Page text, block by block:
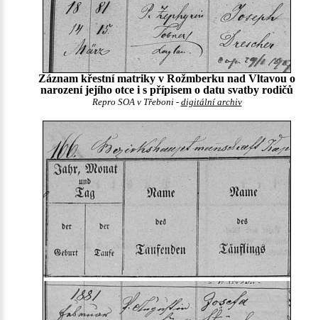
Záznam křestní matriky v Rožmberku nad Vltavou o
narození jejího otce i s přípisem o datu svatby rodičů
Repro SOA v Třeboni - digitální archiv